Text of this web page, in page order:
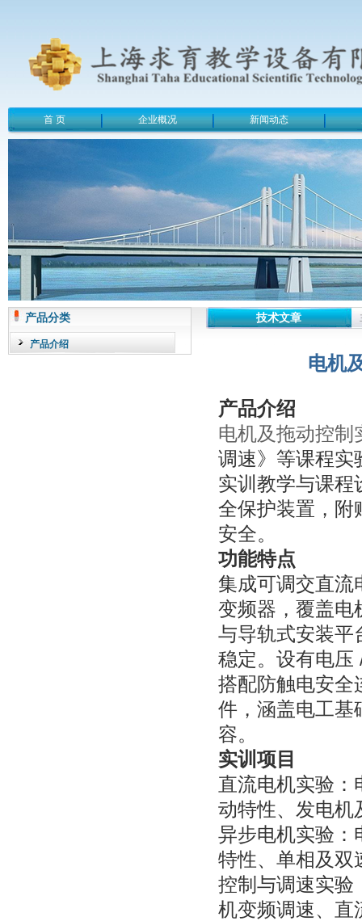
首 页 企业概况 新闻动态
产品分类
产品介绍
技术文章
电机
产品介绍
电机及拖动控制
调速》等课程实
实训教学与课程
全保护装置，附
安全。
功能特点
集成可调交直流
变频器，覆盖电
与导轨式安装平
稳定。设有电压
搭配防触电安全
件，涵盖电工基
容。
实训项目
直流电机实验：
动特性、发电机
异步电机实验：
特性、单相及双
控制与调速实验
机变频调速、直